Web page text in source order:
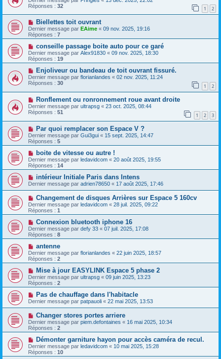
Réponses : 32 1 2
Biellettes toit ouvrant
Dernier message par EAime « 09 nov. 2025, 19:16
Réponses : 7
conseille passage boite auto pour ce garé
Dernier message par Alex91830 « 09 nov. 2025, 18:30
Réponses : 19
Enjoliveur ou bandeau de toit ouvrant fissuré.
Dernier message par florianlandes « 02 nov. 2025, 11:24
Réponses : 30 1 2
Ronflement ou ronronnement roue avant droite
Dernier message par ultrapsg « 23 oct. 2025, 08:44
Réponses : 51 1 2 3
Par quoi remplacer son Espace V ?
Dernier message par Gui3gui « 15 sept. 2025, 14:47
Réponses : 5
boite de vitesse ou autre !
Dernier message par ledavidcom « 20 août 2025, 19:55
Réponses : 14
intérieur Initiale Paris dans Intens
Dernier message par adrien78650 « 17 août 2025, 17:46
Changement de disques Arrières sur Espace 5 160cv
Dernier message par ledavidcom « 28 juil. 2025, 09:22
Réponses : 1
Connexion bluetooth iphone 16
Dernier message par defy 33 « 07 juil. 2025, 17:08
Réponses : 8
antenne
Dernier message par florianlandes « 22 juin 2025, 18:57
Réponses : 2
Mise à jour EASYLINK Espace 5 phase 2
Dernier message par ultrapsg « 09 juin 2025, 13:23
Réponses : 2
Pas de chauffage dans l'habitacle
Dernier message par patpauoli « 22 mai 2025, 13:53
Changer stores portes arriere
Dernier message par piem.defontaines « 16 mai 2025, 10:34
Réponses : 2
Démonter garniture hayon pour accès caméra de recul.
Dernier message par ledavidcom « 10 mai 2025, 15:28
Réponses : 10